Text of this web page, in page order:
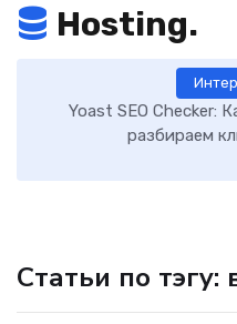
Hosting.
Yoast SEO Checker:
разбираем
Статьи по тэгу: